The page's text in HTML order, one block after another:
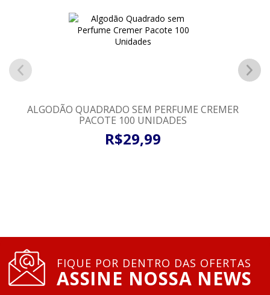
ALGODÃO QUADRADO SEM PERFUME CREMER
PACOTE 100 UNIDADES
R$29,99
FIQUE POR DENTRO DAS OFERTAS
ASSINE NOSSA NEWS